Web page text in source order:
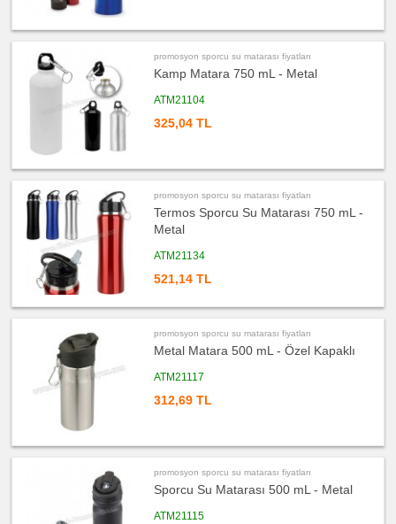
promosyon sporcu su matarası fiyatları
Kamp Matara 750 mL - Metal
ATM21104
325,04 TL
promosyon sporcu su matarası fiyatları
Termos Sporcu Su Matarası 750 mL -
Metal
ATM21134
521,14 TL
promosyon sporcu su matarası fiyatları
Metal Matara 500 mL - Özel Kapaklı
ATM21117
312,69 TL
promosyon sporcu su matarası fiyatları
Sporcu Su Matarası 500 mL - Metal
ATM21115
Çakı
Feneri
ucuz
Masa
Askısı
promosyon
PowerBank
&
Şarj
Kablosu
ucuz
promosyon
Flash
promosyon
promosyon
Kalem